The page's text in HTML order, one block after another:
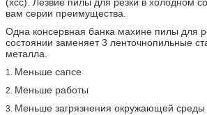
вам серии преимущества.
Одна консервная банка махине пилы для
состоянии заменяет 3 ленточнопильные
металла.
1. Меньше сапсе
2. Меньше работы
3. Меньше загрязнения окружающей среды